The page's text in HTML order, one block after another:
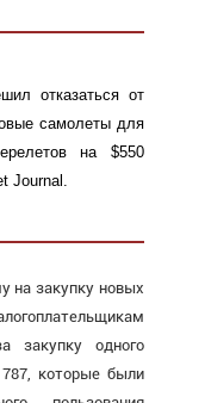
отказаться от
самолеты для
на $550
Journal.
на закупку новых
закупку одного
которые были